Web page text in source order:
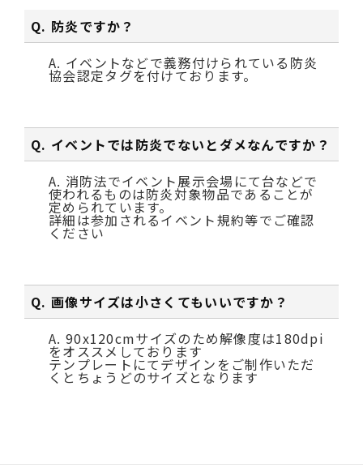
Q. 防炎ですか？
A. イベントなどで義務付けられている防炎
協会認定タグを付けております。
Q. イベントでは防炎でないとダメなんですか？
A. 消防法でイベント展示会場にて台などで
使われるものは防炎対象物品であることが
定められています。
詳細は参加されるイベント規約等でご確認
ください
Q. 画像サイズは小さくてもいいですか？
A. 90x120cmサイズのため解像度は180dpi
をオススメしております
テンプレートにてデザインをご制作いただ
くとちょうどのサイズとなります